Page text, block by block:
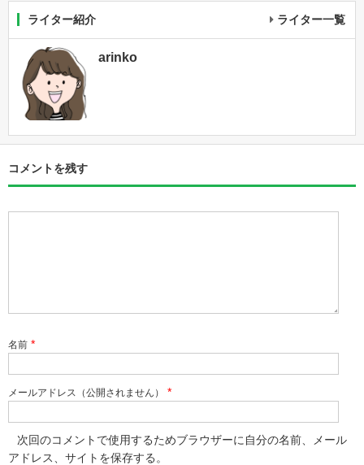
ライター紹介 ライター一覧
arinko
コメントを残す
名前 *
メールアドレス（公開されません） *
次回のコメントで使用するためブラウザーに自分の名前、メール
アドレス、サイトを保存する。